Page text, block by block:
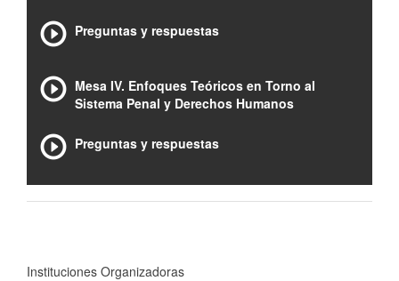
Preguntas y respuestas
Mesa IV. Enfoques Teóricos en Torno al
Sistema Penal y Derechos Humanos
Preguntas y respuestas
Instituciones Organizadoras